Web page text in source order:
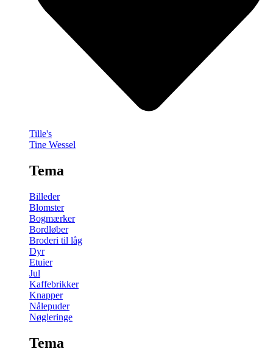
Tille's
Tine Wessel
Tema
Billeder
Blomster
Bogmærker
Bordløber
Broderi til låg
Dyr
Etuier
Jul
Kaffebrikker
Knapper
Nålepuder
Nøgleringe
Tema